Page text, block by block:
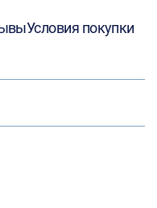
Условия покупки